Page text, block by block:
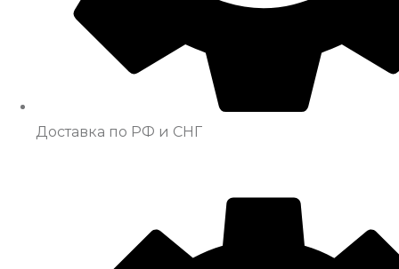
Доставка по РФ и СНГ